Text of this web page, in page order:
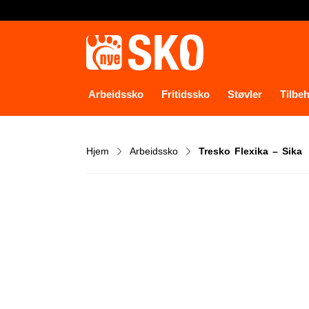
Arbeidssko Fritidssko Støvler
Hjem Arbeidssko Tresko Flexika – Sika